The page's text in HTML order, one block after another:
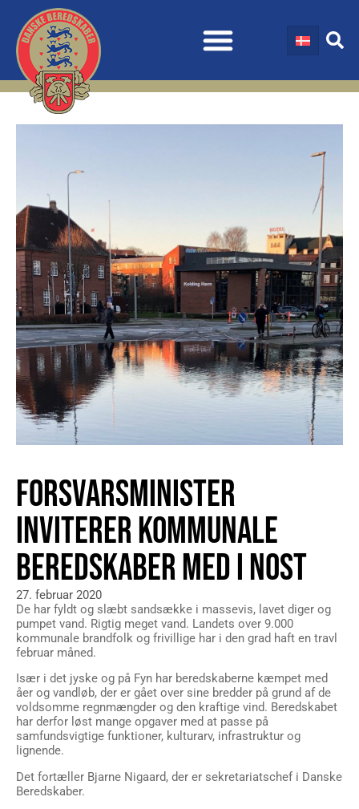
FORSVARSMINISTER
INVITERER KOMMUNALE
BEREDSKABER MED I NOST
27. februar 2020
De har fyldt og slæbt sandsække i massevis, lavet diger og
pumpet vand. Rigtig meget vand. Landets over 9.000
kommunale brandfolk og frivillige har i den grad haft en travl
februar måned.
Især i det jyske og på Fyn har beredskaberne kæmpet med
åer og vandløb, der er gået over sine bredder på grund af de
voldsomme regnmængder og den kraftige vind. Beredskabet
har derfor løst mange opgaver med at passe på
samfundsvigtige funktioner, kulturarv, infrastruktur og
lignende.
Det fortæller Bjarne Nigaard, der er sekretariatschef i Danske
Beredskaber.